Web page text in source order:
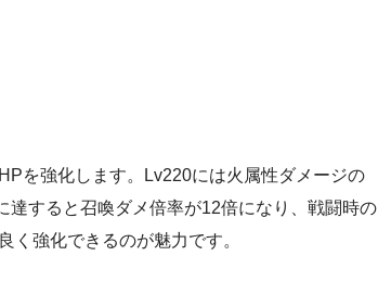
を強化します。Lv220には火属性ダメージの
すると召喚ダメ倍率が12倍になり、戦闘時の
く強化できるのが魅力です。